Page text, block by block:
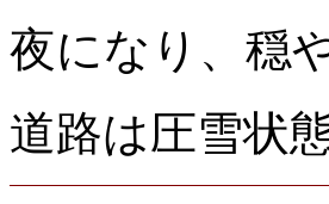
夜になり、穏
道路は圧雪状態